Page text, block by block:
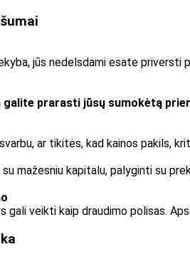
jūs nedelsdami esate
galite prarasti jūsų sumokėtą
ar tikitės, kad kainos pakils,
mažesniu kapitalu, palyginti su
gali veikti kaip draudimo polisas.